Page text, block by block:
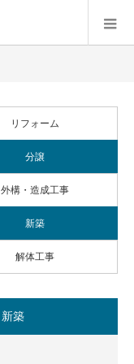
リフォーム
分譲
外構・造成工事
新築
解体工事
新築